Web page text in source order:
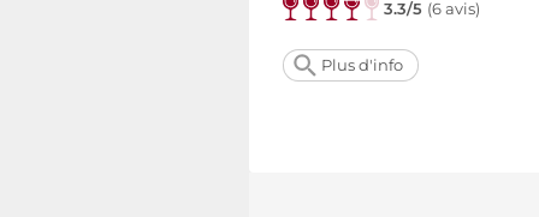
3.3/5 (6 avis)
Plus d'info